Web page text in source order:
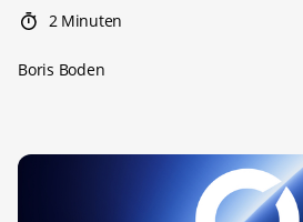
2 Minuten
Boris Boden